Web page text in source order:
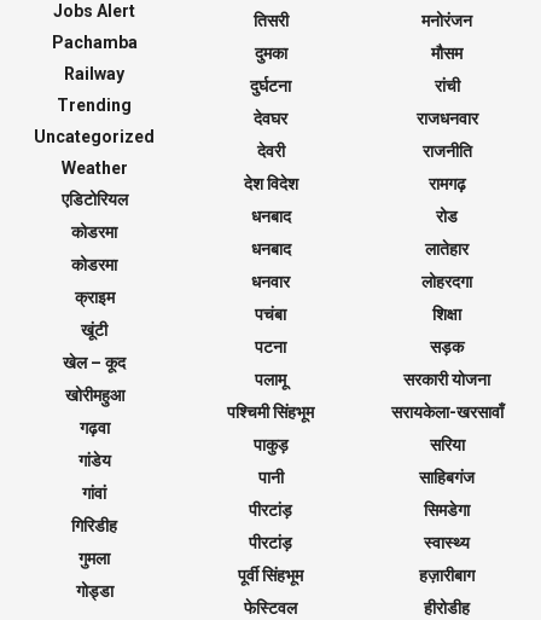
Jobs Alert
Pachamba
Railway
Trending
Uncategorized
Weather
एडिटोरियल
कोडरमा
कोडरमा
क्राइम
खूंटी
खेल – कूद
खोरीमहुआ
गढ़वा
गांडेय
गांवां
गिरिडीह
गुमला
गोड्डा
तिसरी
दुमका
दुर्घटना
देवघर
देवरी
देश विदेश
धनबाद
धनबाद
धनवार
पचंबा
पटना
पलामू
पश्चिमी सिंहभूम
पाकुड़
पानी
पीरटांड़
पीरटांड़
पूर्वी सिंहभूम
फेस्टिवल
मनोरंजन
मौसम
रांची
राजधनवार
राजनीति
रामगढ़
रोड
लातेहार
लोहरदगा
शिक्षा
सड़क
सरकारी योजना
सरायकेला-खरसावाँ
सरिया
साहिबगंज
सिमडेगा
स्वास्थ्य
हज़ारीबाग
हीरोडीह